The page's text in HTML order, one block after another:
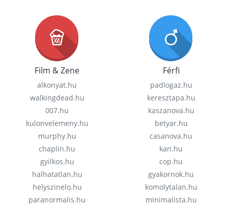
Film & Zene
alkonyat.hu
walkingdead.hu
007.hu
kulonvelemeny.hu
murphy.hu
chaplin.hu
gyilkos.hu
halhatatlan.hu
helyszinelo.hu
paranormalis.hu
Férfi
padlogaz.hu
keresztapa.hu
kaszanova.hu
betyar.hu
casanova.hu
kan.hu
cop.hu
gyakornok.hu
komolytalan.hu
minimalista.hu